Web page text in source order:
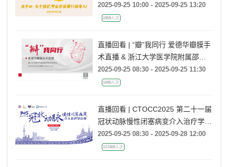
2025-09-25 10:00 - 2025-09-25 13:20
1959人次
直播回看 | “瓣”我同行 爱德华瓣膜手
术直播 & 浙江大学医学院附属邵逸
夫医院站
2025-09-25 08:30 - 2025-09-25 11:30
1585人次
直播回看 | CTOCC2025 第二十一届
冠状动脉慢性闭塞病变介入治疗学会
议
2025-09-25 08:30 - 2025-09-28 12:00
117469人次